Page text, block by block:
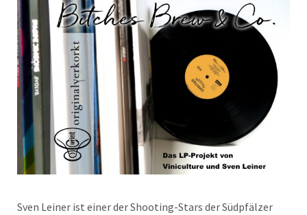
Sven Leiner ist einer der Shooting-Stars der Südpfälzer